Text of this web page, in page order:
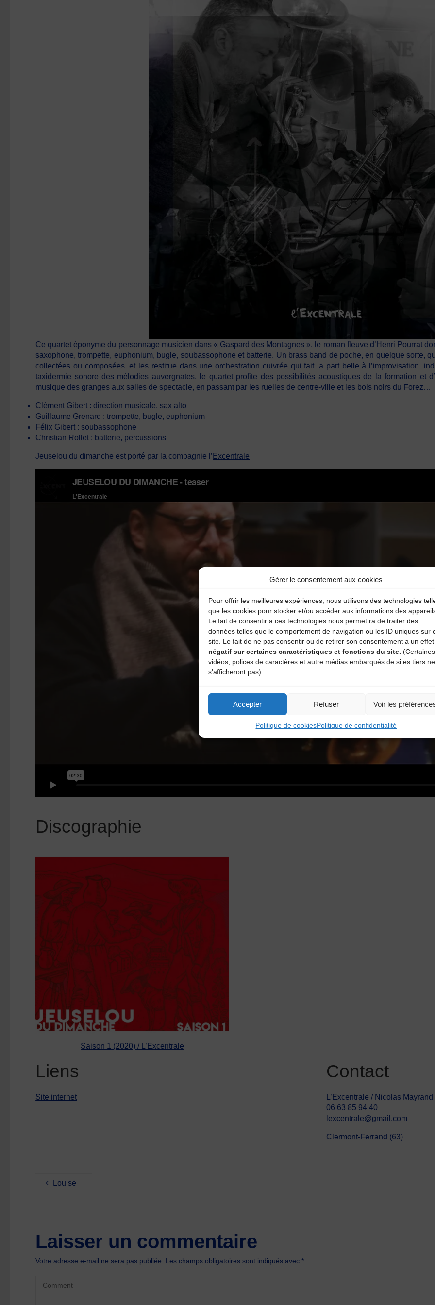
Gérer le consentement aux cookies
Pour offrir les meilleures expériences, nous utilisons des technologies
que les cookies pour stocker et/ou accéder aux informations des
Le fait de consentir à ces technologies nous permettra de traiter des
données telles que le comportement de navigation ou les ID uniques sur
site. Le fait de ne pas consentir ou de retirer son consentement a un effet
négatif sur certaines caractéristiques et fonctions du site. (Certaines
vidéos, polices de caractères et autre médias embarqués de sites tiers ne
s'afficheront pas)
Accepter Refuser Voir les
Politique de cookiesPolitique de confidentialité
Ce quartet éponyme du personnage musicien dans « Gaspard des Montagnes », le roman fleuve d’Henri Pourrat
saxophone, trompette, euphonium, bugle, soubassophone et batterie. Un brass band de poche, en quelque sorte,
collectées ou composées, et les restitue dans une orchestration cuivrée qui fait la part belle à l’improvisation,
taxidermie sonore des mélodies auvergnates, le quartet profite des possibilités acoustiques de la formation et
musique des granges aux salles de spectacle, en passant par les ruelles de centre-ville et les bois noirs du Forez…
Clément Gibert : direction musicale, sax alto
Guillaume Grenard : trompette, bugle, euphonium
Félix Gibert : soubassophone
Christian Rollet : batterie, percussions
Jeuselou du dimanche est porté par la compagnie l’ Excentrale
Discographie
Saison 1 (2020) / L’Excentrale
Liens
Site internet
Contact
L’Excentrale / Nicolas Mayrand
06 63 85 94 40
lexcentrale@gmail.com
Clermont-Ferrand (63)
Louise
Laisser un commentaire
Votre adresse e-mail ne sera pas publiée. Les champs obligatoires sont indiqués avec*